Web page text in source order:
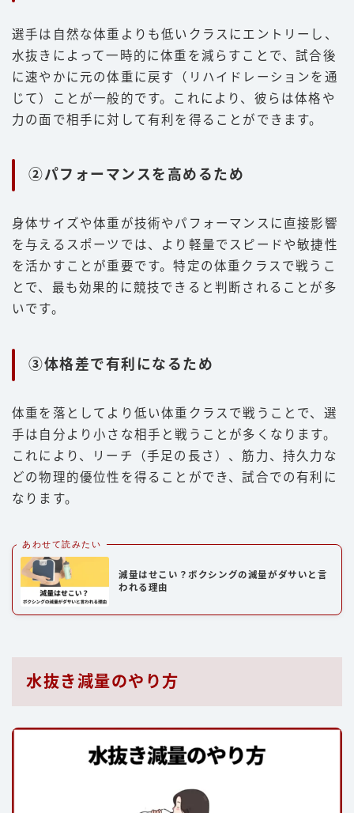
選手は自然な体重よりも低いクラスにエントリーし、
水抜きによって一時的に体重を減らすことで、試合後
に速やかに元の体重に戻す（リハイドレーションを通
じて）ことが一般的です。これにより、彼らは体格や
力の面で相手に対して有利を得ることができます。
②パフォーマンスを高めるため
身体サイズや体重が技術やパフォーマンスに直接影響
を与えるスポーツでは、より軽量でスピードや敏捷性
を活かすことが重要です。特定の体重クラスで戦うこ
とで、最も効果的に競技できると判断されることが多
いです。
③体格差で有利になるため
体重を落としてより低い体重クラスで戦うことで、選
手は自分より小さな相手と戦うことが多くなります。
これにより、リーチ（手足の長さ）、筋力、持久力な
どの物理的優位性を得ることができ、試合での有利に
なります。
あわせて読みたい
減量はせこい？ボクシングの減量がダサいと言
われる理由
水抜き減量のやり方